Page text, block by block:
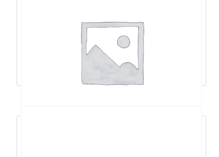
8840HS/16GB/512GB/15,6″FHD/W11 –
NX.KVXEX.005
921,38 829,24
Dodaj u košaricu